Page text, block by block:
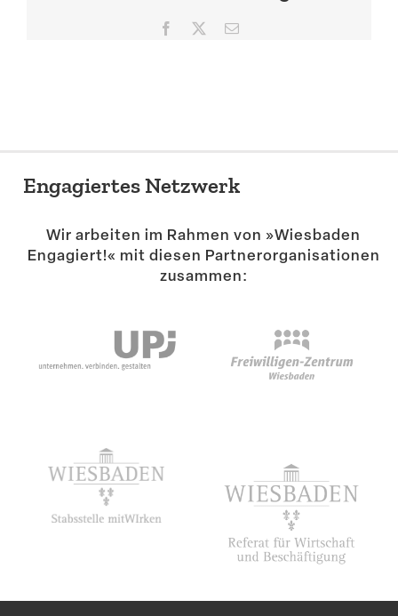
Suche
Facebook E-
Engagiertes Netzwerk
Wir arbeiten im Rahmen von »Wiesbaden
Engagiert!« mit diesen Partner­or­ga­ni­sa­tionen
zusammen: